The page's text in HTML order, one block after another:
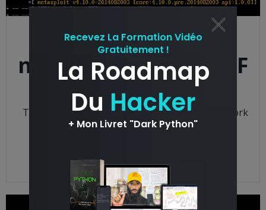
Metasploit pour les
nuls | TryhackMe CTF
anass - 14 h 25 min
Task 1 : Introduction Metasploit est un Framework
(ensemble d’outils et de logiciels organisés)
READ MORE